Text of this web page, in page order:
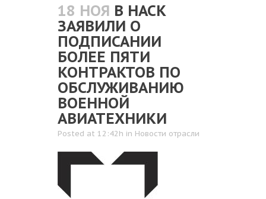
18 НОЯ В НАСК
ЗАЯВИЛИ О
ПОДПИСАНИИ
БОЛЕЕ ПЯТИ
КОНТРАКТОВ ПО
ОБСЛУЖИВАНИЮ
ВОЕННОЙ
АВИАТЕХНИКИ
Posted at 12:42h in Новости отрасли